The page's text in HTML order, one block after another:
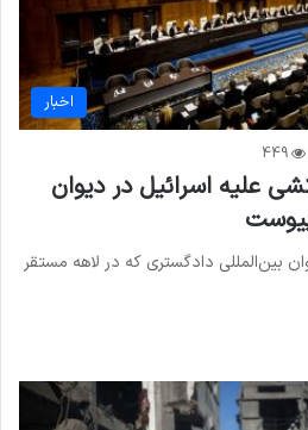
اخبار
449
علیه اسرائیل در دیوان
بین‌المللی دادگستری که در لاهه مستقر